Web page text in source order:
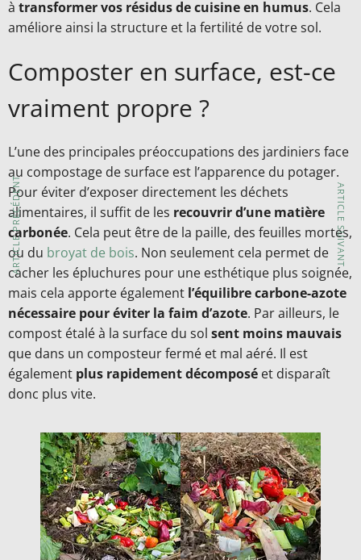
à transformer vos résidus de cuisine en humus. Cela
améliore ainsi la structure et la fertilité de votre sol.
Composter en surface, est-ce
vraiment propre ?
L’une des principales préoccupations des jardiniers face
au compostage de surface est l’apparence du potager.
Pour éviter d’exposer directement les déchets
alimentaires, il suffit de les recouvrir d’une matière
carbonée. Cela peut être de la paille, des feuilles mortes,
ou du broyat de bois. Non seulement cela permet de
cacher les épluchures pour une esthétique plus soignée,
mais cela apporte également l’équilibre carbone-azote
nécessaire pour éviter la faim d’azote. Par ailleurs, le
compost étalé à la surface du sol sent moins mauvais
que dans un composteur fermé et mal aéré. Il est
également plus rapidement décomposé et disparaît
donc plus vite.
ARTICLE PRÉCÉDENT ARTICLE SUIVANT